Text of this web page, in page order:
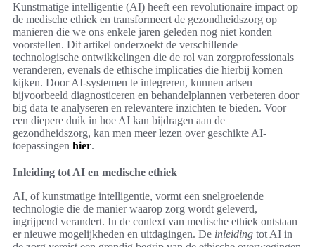
Kunstmatige intelligentie (AI) heeft een revolutionaire impact op
de medische ethiek en transformeert de gezondheidszorg op
manieren die we ons enkele jaren geleden nog niet konden
voorstellen. Dit artikel onderzoekt de verschillende
technologische ontwikkelingen die de rol van zorgprofessionals
veranderen, evenals de ethische implicaties die hierbij komen
kijken. Door AI-systemen te integreren, kunnen artsen
bijvoorbeeld diagnosticeren en behandelplannen verbeteren door
big data te analyseren en relevantere inzichten te bieden. Voor
een diepere duik in hoe AI kan bijdragen aan de
gezondheidszorg, kan men meer lezen over geschikte AI-
toepassingen hier.
Inleiding tot AI en medische ethiek
AI, of kunstmatige intelligentie, vormt een snelgroeiende
technologie die de manier waarop zorg wordt geleverd,
ingrijpend verandert. In de context van medische ethiek ontstaan
er nieuwe mogelijkheden en uitdagingen. De inleiding tot AI in